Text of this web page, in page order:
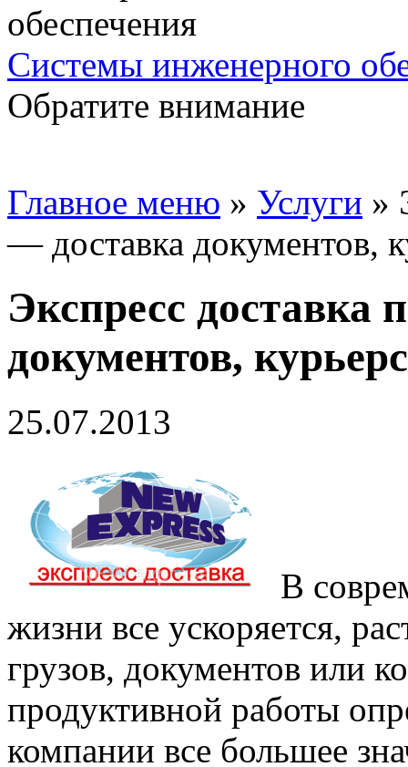
Системы инженерного
Обратите внимание
Главное меню » Услуги »
— доставка документов,
Экспресс доставка
документов,
25.07.2013
В
жизни все ускоряется,
грузов, документов или
продуктивной работы
компании все большее